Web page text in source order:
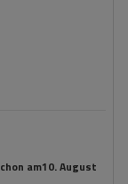
am10. August